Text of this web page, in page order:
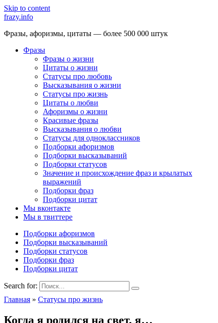
Skip to content
frazy.info
Фразы, афоризмы, цитаты — более 500 000 штук
Фразы
Фразы о жизни
Цитаты о жизни
Статусы про любовь
Высказывания о жизни
Статусы про жизнь
Цитаты о любви
Афоризмы о жизни
Красивые фразы
Высказывания о любви
Статусы для одноклассников
Подборки афоризмов
Подборки высказываний
Подборки статусов
Значение и происхождение фраз и крылатых
выражений
Подборки фраз
Подборки цитат
Мы вконтакте
Мы в твиттере
Подборки афоризмов
Подборки высказываний
Подборки статусов
Подборки фраз
Подборки цитат
Search for:
Главная » Статусы про жизнь
Когда я родился на свет, я…